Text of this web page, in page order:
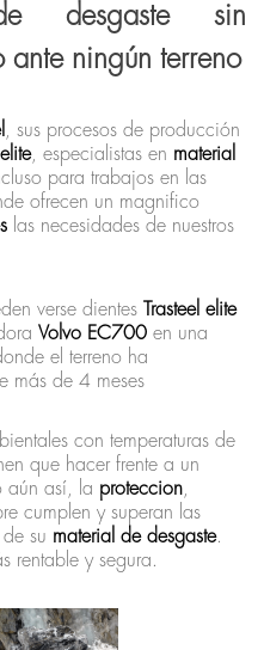
desgaste sin
ante ningún terreno
, sus procesos de producción
elite, especialistas en material
para trabajos en las
ofrecen un magnifico
las necesidades de nuestros
verse dientes
Trasteel elite
Volvo EC700 en una
el terreno ha
más de 4 meses
con temperaturas de
que hacer frente a un
aún así, la proteccion
cumplen y superan las
su material de desgaste.
rentable y segura.